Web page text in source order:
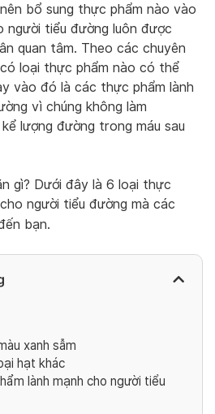
bổ sung thực phẩm nào vào
người tiểu đường luôn được
quan tâm. Theo các chuyên
loại thực phẩm nào có thể
vào đó là các thực phẩm lành
vì chúng không làm
lượng đường trong máu sau
gì? Dưới đây là 6 loại thực
người tiểu đường mà các
bạn.
xanh sẫm
hạt khác
lành mạnh cho người tiểu